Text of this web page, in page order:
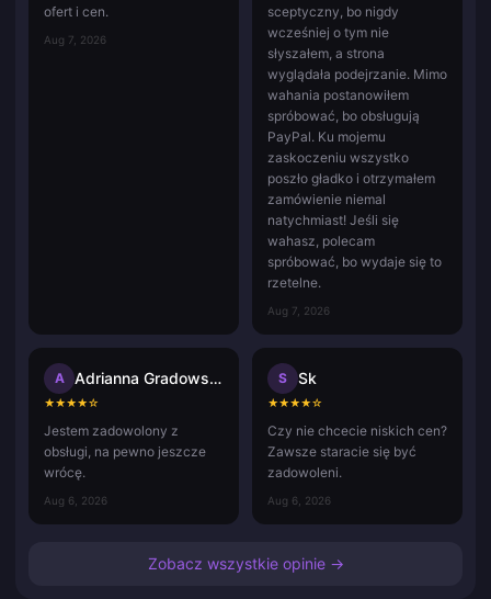
ofert i cen.
Aug 7, 2026
sceptyczny, bo nigdy
wcześniej o tym nie
słyszałem, a strona
wyglądała podejrzanie. Mimo
wahania postanowiłem
spróbować, bo obsługują
PayPal. Ku mojemu
zaskoczeniu wszystko
poszło gładko i otrzymałem
zamówienie niemal
natychmiast! Jeśli się
wahasz, polecam
spróbować, bo wydaje się to
rzetelne.
Aug 7, 2026
A Adrianna Gradowska
★★★★☆
Jestem zadowolony z
obsługi, na pewno jeszcze
wrócę.
Aug 6, 2026
S Sk
★★★★☆
Czy nie chcecie niskich cen?
Zawsze staracie się być
zadowoleni.
Aug 6, 2026
Zobacz wszystkie opinie →